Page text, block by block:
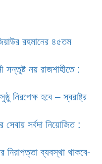
রহমানের ৪৫তম
সন্তুষ্ট নয় রাজশাহীতে :
নিরপেক্ষ হবে – স্বরাষ্ট্র
সেবায় সর্বদা নিয়োজিত :
নিরাপত্তা ব্যবস্থা থাকবে-